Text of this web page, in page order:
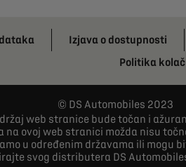
Izjava o dostupnosti
Politika
DS Automobiles 2023
web stranice bude točan i
ovoj web stranici možda nisu
u određenim državama ili
svog distributera DS